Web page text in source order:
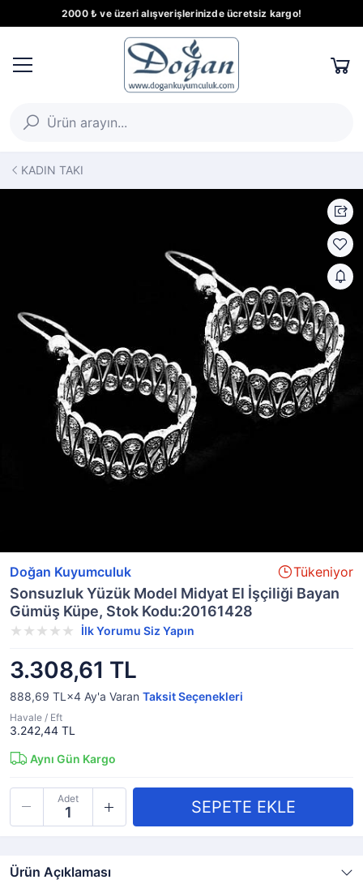
2000 ₺ ve üzeri alışverişlerinizde ücretsiz kargo!
KADIN TAKI
Doğan Kuyumculuk Tükeniyor
Sonsuzluk Yüzük Model Midyat El İşçiliği Bayan
Gümüş Küpe, Stok Kodu:20161428
İlk Yorumu Siz Yapın
3.308,61 TL
888,69 TL×4 Ay'a Varan Taksit Seçenekleri
Havale / Eft
3.242,44 TL
Aynı Gün Kargo
Adet
Ürün Açıklaması